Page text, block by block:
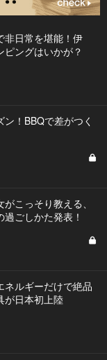
非日常を堪能！伊
ピングはいかが？
！BBQで差がつく
こっそり教える、
ごしかた発表！
ネルギーだけで絶品
が日本初上陸